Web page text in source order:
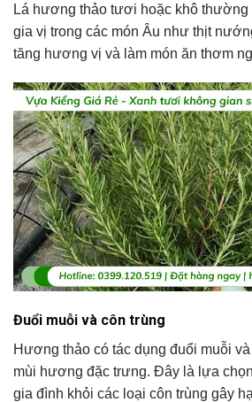
Lá hương thảo tươi hoặc khô
gia vị trong các món Âu như thịt
tăng hương vị và làm món ăn thơm
Đuổi muỗi và côn trùng
Hương thảo có tác dụng đuổi muỗi
mùi hương đặc trưng. Đây là lựa
gia đình khỏi các loại côn trùng gây